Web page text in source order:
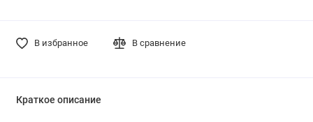
В избранное В сравнение
Краткое описание